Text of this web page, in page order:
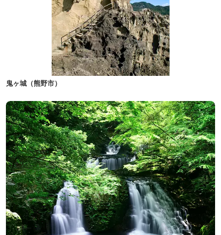
鬼ヶ城（熊野市）